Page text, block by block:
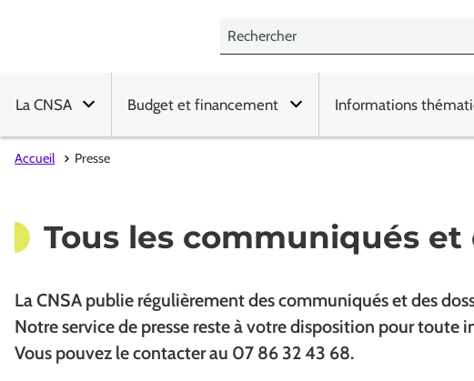
La CNSA Budget et financement Informations
Accueil Presse
Tous les communiqués et
La CNSA publie régulièrement des communiqués et des
Notre service de presse reste à votre disposition pour
Vous pouvez le contacter au 07 86 32 43 68.